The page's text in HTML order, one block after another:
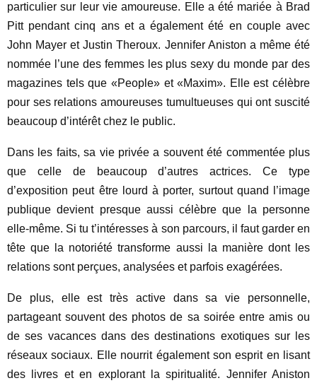
particulier sur leur vie amoureuse. Elle a été mariée à Brad
Pitt pendant cinq ans et a également été en couple avec
John Mayer et Justin Theroux. Jennifer Aniston a même été
nommée l’une des femmes les plus sexy du monde par des
magazines tels que «People» et «Maxim». Elle est célèbre
pour ses relations amoureuses tumultueuses qui ont suscité
beaucoup d’intérêt chez le public.
Dans les faits, sa vie privée a souvent été commentée plus
que celle de beaucoup d’autres actrices. Ce type
d’exposition peut être lourd à porter, surtout quand l’image
publique devient presque aussi célèbre que la personne
elle-même. Si tu t’intéresses à son parcours, il faut garder en
tête que la notoriété transforme aussi la manière dont les
relations sont perçues, analysées et parfois exagérées.
De plus, elle est très active dans sa vie personnelle,
partageant souvent des photos de sa soirée entre amis ou
de ses vacances dans des destinations exotiques sur les
réseaux sociaux. Elle nourrit également son esprit en lisant
des livres et en explorant la spiritualité. Jennifer Aniston